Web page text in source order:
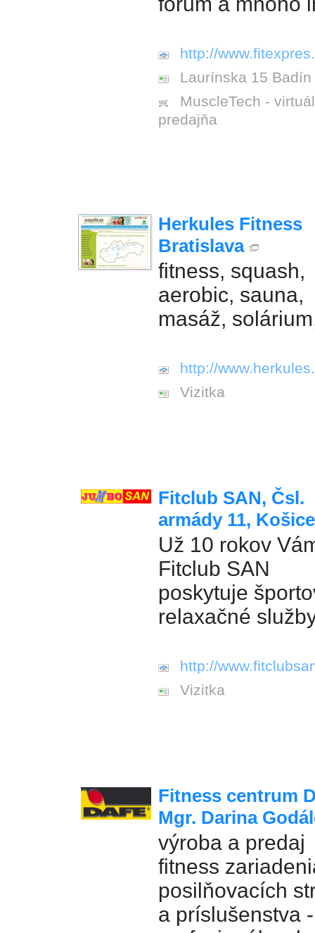
http://
Laurínska 15 Badín
MuscleTech -
predajňa
Herkules Fitness
Bratislava
fitness, squash,
aerobic, sauna,
masáž,
http://
Vizitka
Fitclub SAN, Čsl.
armády 11, Košice
Už 10 rokov
Fitclub SAN
poskytuje
relaxačné
http://
Vizitka
Fitness centrum
Mgr. Darina
výroba a predaj
fitness
posilňovacích
a príslušenstva